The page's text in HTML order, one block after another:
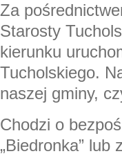
Za
Starosty
kierunku
Tucholskiego.
naszej gminy,
Chodzi o
„Biedronka”